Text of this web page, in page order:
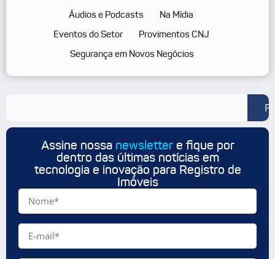
Áudios e Podcasts
Na Mídia
Eventos do Setor
Provimentos CNJ
Segurança em Novos Negócios
Assine nossa newslettere fique por
dentro das últimas notícias em
tecnologia e inovação para Registro de
Imóveis